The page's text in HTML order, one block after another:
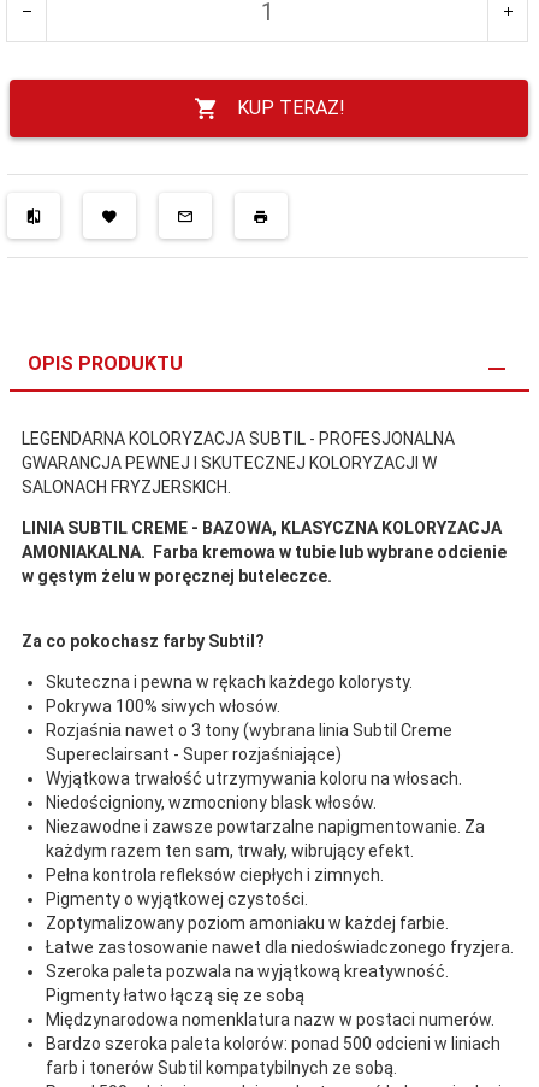
KUP TERAZ!
OPIS PRODUKTU
LEGENDARNA KOLORYZACJA SUBTIL - PROFESJONALNA
GWARANCJA PEWNEJ I SKUTECZNEJ KOLORYZACJI W
SALONACH FRYZJERSKICH.
LINIA SUBTIL CREME - BAZOWA, KLASYCZNA KOLORYZACJA
AMONIAKALNA. Farba kremowa w tubie lub wybrane odcienie
w gęstym żelu w poręcznej buteleczce.
Za co pokochasz farby Subtil?
Skuteczna i pewna w rękach każdego kolorysty.
Pokrywa 100% siwych włosów.
Rozjaśnia nawet o 3 tony (wybrana linia Subtil Creme
Supereclairsant - Super rozjaśniające)
Wyjątkowa trwałość utrzymywania koloru na włosach.
Niedościgniony, wzmocniony blask włosów.
Niezawodne i zawsze powtarzalne napigmentowanie. Za
każdym razem ten sam, trwały, wibrujący efekt.
Pełna kontrola refleksów ciepłych i zimnych.
Pigmenty o wyjątkowej czystości.
Zoptymalizowany poziom amoniaku w każdej farbie.
Łatwe zastosowanie nawet dla niedoświadczonego fryzjera.
Szeroka paleta pozwala na wyjątkową kreatywność.
Pigmenty łatwo łączą się ze sobą
Międzynarodowa nomenklatura nazw w postaci numerów.
Bardzo szeroka paleta kolorów: ponad 500 odcieni w liniach
farb i tonerów Subtil kompatybilnych ze sobą.